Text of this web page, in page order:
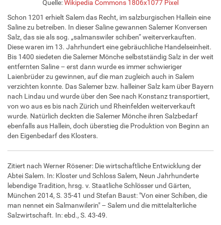
Quelle:Wikipedia Commons 1806x1077 Pixel
Schon 1201 erhielt Salem das Recht, im salzburgischen Hallein eine
Saline zu betreiben. In dieser Saline gewannen Salemer Konversen
Salz, das sie als sog. „salmanswiler schiben“ weiterverkauften.
Diese waren im 13. Jahrhundert eine gebräuchliche Handelseinheit.
Bis 1400 siedeten die Salemer Mönche selbstständig Salz in der weit
entfernten Saline – erst dann wurde es immer schwieriger
Laienbrüder zu gewinnen, auf die man zugleich auch in Salem
verzichten konnte. Das Salemer bzw. halleiner Salz kam über Bayern
nach Lindau und wurde über den See nach Konstanz transportiert,
von wo aus es bis nach Zürich und Rheinfelden weiterverkauft
wurde. Natürlich deckten die Salemer Mönche ihren Salzbedarf
ebenfalls aus Hallein, doch überstieg die Produktion von Beginn an
den Eigenbedarf des Klosters.
Zitiert nach Werner Rösener: Die wirtschaftliche Entwicklung der
Abtei Salem. In: Kloster und Schloss Salem, Neun Jahrhunderte
lebendige Tradition, hrsg. v. Staatliche Schlösser und Gärten,
München 2014, S. 35-41 und Stefan Baust: "Von einer Schiben, die
man nennet ein Salmanwilerin" – Salem und die mittelalterliche
Salzwirtschaft. In: ebd., S. 43-49.